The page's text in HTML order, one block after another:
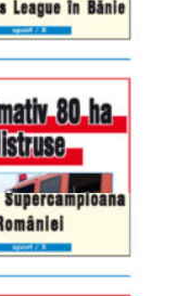
9.00 - 17.00
9.00 - 12.00